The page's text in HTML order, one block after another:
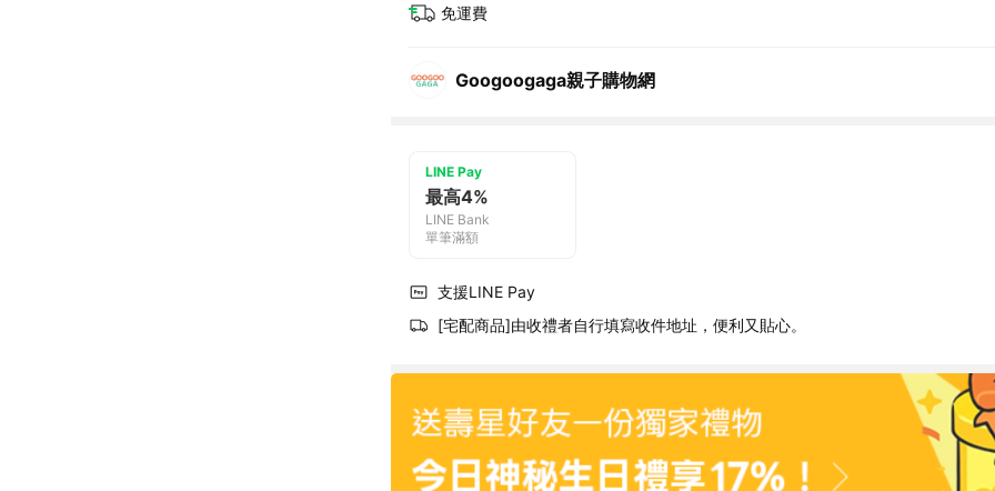
免運費
Googoogaga親子購物網
LINE Pay
最高4%
LINE Bank
單筆滿額
支援LINE Pay
[宅配商品]由收禮者自行填寫收件地址，便利又貼心。